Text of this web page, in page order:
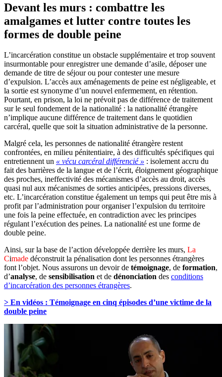
Devant les murs : combattre les
amalgames et lutter contre toutes les
formes de double peine
L’incarcération constitue un obstacle supplémentaire et trop souvent
insurmontable pour enregistrer une demande d’asile, déposer une
demande de titre de séjour ou pour contester une mesure
d’expulsion. L’accès aux aménagements de peine est négligeable, et
la sortie est synonyme d’un nouvel enfermement, en rétention.
Pourtant, en prison, la loi ne prévoit pas de différence de traitement
sur le seul fondement de la nationalité : la nationalité étrangère
n’implique aucune différence de traitement dans le quotidien
carcéral, quelle que soit la situation administrative de la personne.
Malgré cela, les personnes de nationalité étrangère restent
confrontées, en milieu pénitentiaire, à des difficultés spécifiques qui
entretiennent un « vécu carcéral différencié » : isolement accru du
fait des barrières de la langue et de l’écrit, éloignement géographique
des proches, ineffectivité des mécanismes d’accès au droit, accès
quasi nul aux mécanismes de sorties anticipées, pressions diverses,
etc. L’incarcération constitue également un temps qui peut être mis à
profit par l’administration pour organiser l’expulsion du territoire
une fois la peine effectuée, en contradiction avec les principes
régulant l’exécution des peines. La nationalité est une forme de
double peine.
Ainsi, sur la base de l’action développée derrière les murs, La
Cimade déconstruit la pénalisation dont les personnes étrangères
font l’objet. Nous assurons un devoir de témoignage, de formation,
d’analyse, de sensibilisation et de dénonciation des conditions
d’incarcération des personnes étrangères.
> En vidéos : Témoignage en cinq épisodes d’une victime de la
double peine